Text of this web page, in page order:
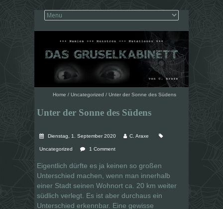
Home / Uncategorized / Unter der Sonne des Südens
Unter der Sonne des Südens
Dienstag, 1. September 2020 C. Araxe
Uncategorized 1 Comment
Eigentlich dürfte es ja keinen so großen
Unterschied machen, wenn man innerhalb
einer Stadt seinen Wohnort ca. 20 km weiter
südlich verlegt. Es ist aber durchaus ein
Unterschied erkennbar. Eine gewisse